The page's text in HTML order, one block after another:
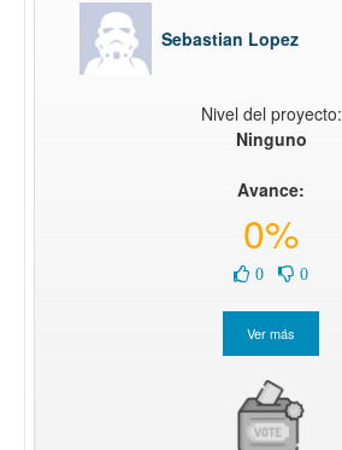
Sebastian Lopez
Nivel del proyecto:
Ninguno
Avance:
0%
0 0